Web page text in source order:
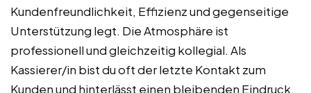
Kundenfreundlichkeit, Effizienz und gegenseitige
Unterstützung legt. Die Atmosphäre ist
professionell und gleichzeitig kollegial. Als
Kassierer/in bist du oft der letzte Kontakt zum
Kunden und hinterlässt einen bleibenden Eindruck.